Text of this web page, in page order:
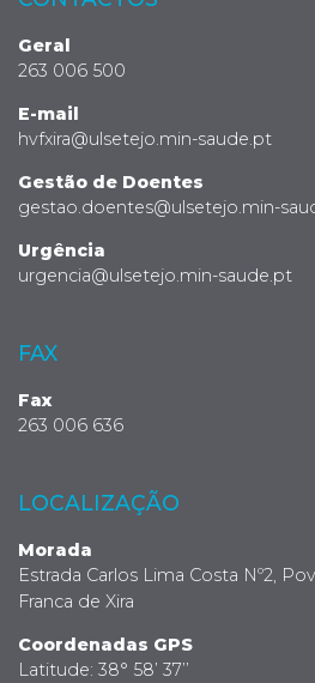
Geral
263 006 500
E-mail
hvfxira@ulsetejo.min-saude.pt
Gestão de Doentes
gestao.doentes@ulsetejo.min-
Urgência
urgencia@ulsetejo.min-saude.pt
FAX
Fax
263 006 636
LOCALIZAÇÃO
Morada
Estrada Carlos Lima Costa Nº2,
Franca de Xira
Coordenadas GPS
Latitude: 38° 58’ 37’’